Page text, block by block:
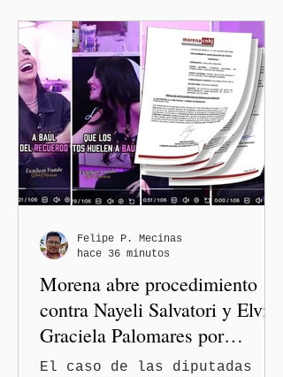
Morena abre procedimiento
contra Nayeli Salvatori y Elvia
Graciela Palomares por
discriminación y burlas
El caso de las diputadas
Felipe P. Mecinas
hace 36 minutos